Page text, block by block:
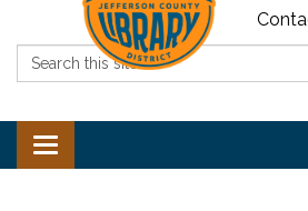
Search:
Toggle navigation